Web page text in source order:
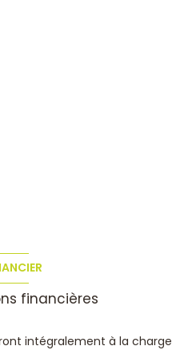
construction traditionnelle
TRES BIEN ENTRETENUE
du commerce n° 790
d’assurance Allianz IARD
financières
intégralement à la charge